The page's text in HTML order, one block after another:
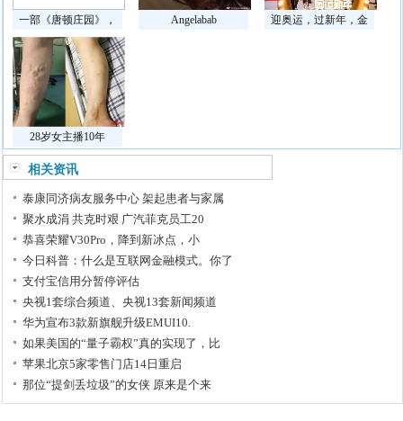
一部《唐顿庄园》， Angelabab 迎奥运，过新年，金
28岁女主播10年
相关资讯
泰康同济病友服务中心 架起患者与家属
聚水成涓 共克时艰 广汽菲克员工20
恭喜荣耀V30Pro，降到新冰点，小
今日科普：什么是互联网金融模式。你了
支付宝信用分暂停评估
央视1套综合频道、央视13套新闻频道
华为宣布3款新旗舰升级EMUI10.
如果美国的“量子霸权”真的实现了，比
苹果北京5家零售门店14日重启
那位“提剑丢垃圾”的女侠 原来是个来